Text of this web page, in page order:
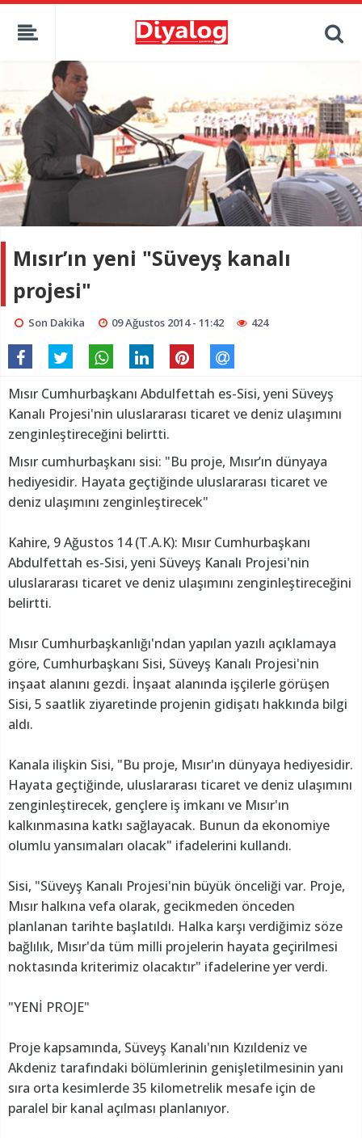
Mısır’ın yeni "Süveyş kanalı
projesi"
Son Dakika 09 Ağustos 2014 - 11:42 424
Mısır Cumhurbaşkanı Abdulfettah es-Sisi, yeni Süveyş
Kanalı Projesi'nin uluslararası ticaret ve deniz ulaşımını
zenginleştireceğini belirtti.
Mısır cumhurbaşkanı sisi: "Bu proje, Mısır’ın dünyaya
hediyesidir. Hayata geçtiğinde uluslararası ticaret ve
deniz ulaşımını zenginleştirecek"
Kahire, 9 Ağustos 14 (T.A.K): Mısır Cumhurbaşkanı
Abdulfettah es-Sisi, yeni Süveyş Kanalı Projesi'nin
uluslararası ticaret ve deniz ulaşımını zenginleştireceğini
belirtti.
Mısır Cumhurbaşkanlığı'ndan yapılan yazılı açıklamaya
göre, Cumhurbaşkanı Sisi, Süveyş Kanalı Projesi'nin
inşaat alanını gezdi. İnşaat alanında işçilerle görüşen
Sisi, 5 saatlik ziyaretinde projenin gidişatı hakkında bilgi
aldı.
Kanala ilişkin Sisi, "Bu proje, Mısır'ın dünyaya hediyesidir.
Hayata geçtiğinde, uluslararası ticaret ve deniz ulaşımını
zenginleştirecek, gençlere iş imkanı ve Mısır'ın
kalkınmasına katkı sağlayacak. Bunun da ekonomiye
olumlu yansımaları olacak" ifadelerini kullandı.
Sisi, "Süveyş Kanalı Projesi'nin büyük önceliği var. Proje,
Mısır halkına vefa olarak, gecikmeden önceden
planlanan tarihte başlatıldı. Halka karşı verdiğimiz söze
bağlılık, Mısır'da tüm milli projelerin hayata geçirilmesi
noktasında kriterimiz olacaktır" ifadelerine yer verdi.
"YENİ PROJE"
Proje kapsamında, Süveyş Kanalı'nın Kızıldeniz ve
Akdeniz tarafındaki bölümlerinin genişletilmesinin yanı
sıra orta kesimlerde 35 kilometrelik mesafe için de
paralel bir kanal açılması planlanıyor.